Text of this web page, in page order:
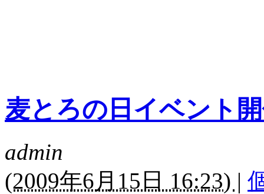
麦とろの日イベント
admin
(2009年6月15日 16:23) |